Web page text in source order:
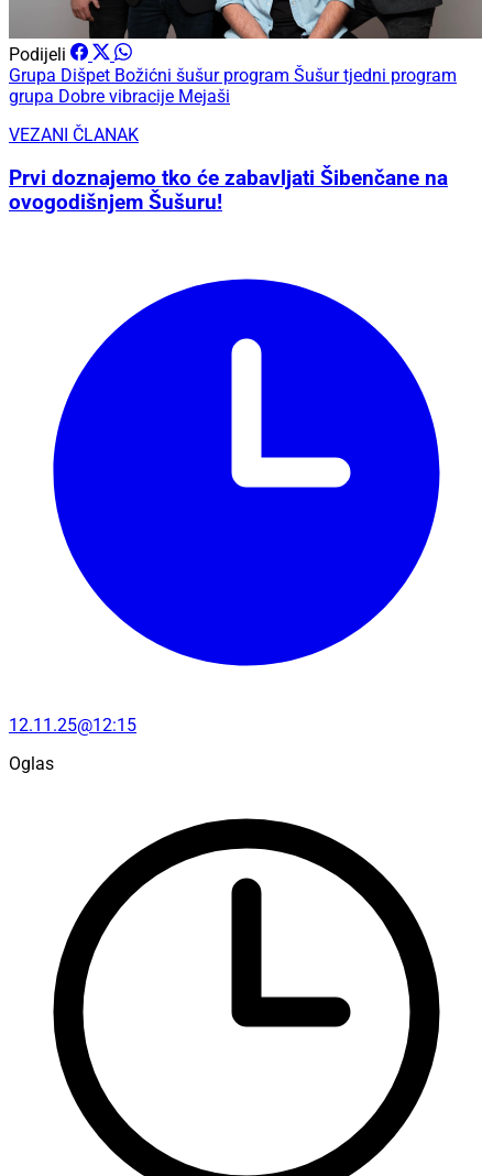
Podijeli
Grupa Dišpet Božićni šušur program Šušur tjedni program
grupa Dobre vibracije Mejaši
VEZANI ČLANAK
Prvi doznajemo tko će zabavljati Šibenčane na
ovogodišnjem Šušuru!
12.11.25@12:15
Oglas